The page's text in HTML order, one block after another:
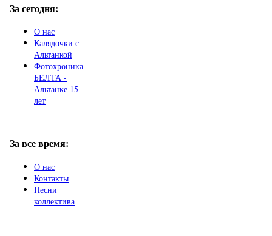
За сегодня:
О нас
Калядочки с
Альтанкой
Фотохроника
БЕЛТА -
Альтанке 15
лет
За все время:
О нас
Контакты
Песни
коллектива